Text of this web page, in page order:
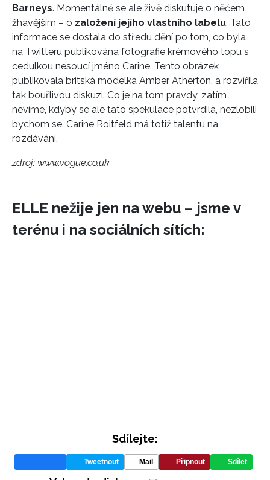
Barneys. Momentálně se ale živě diskutuje o něčem
žhavějším – o založení jejího vlastního labelu. Tato
informace se dostala do středu dění po tom, co byla
na Twitteru publikována fotografie krémového topu s
cedulkou nesoucí jméno Carine. Tento obrázek
publikovala britská modelka Amber Atherton, a rozvířila
tak bouřlivou diskuzi. Co je na tom pravdy, zatím
nevíme, kdyby se ale tato spekulace potvrdila, nezlobili
bychom se. Carine Roitfeld má totiž talentu na
rozdávání.
zdroj: www.vogue.co.uk
ELLE nežije jen na webu – jsme v
terénu i na sociálních sítích:
Sdílejte:
Tweetnout Mail Připnout Sdílet